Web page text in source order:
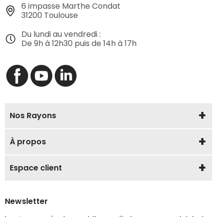
6 impasse Marthe Condat
31200 Toulouse
Du lundi au vendredi :
De 9h à 12h30 puis de 14h à 17h
Nos Rayons
À propos
Espace client
Newsletter